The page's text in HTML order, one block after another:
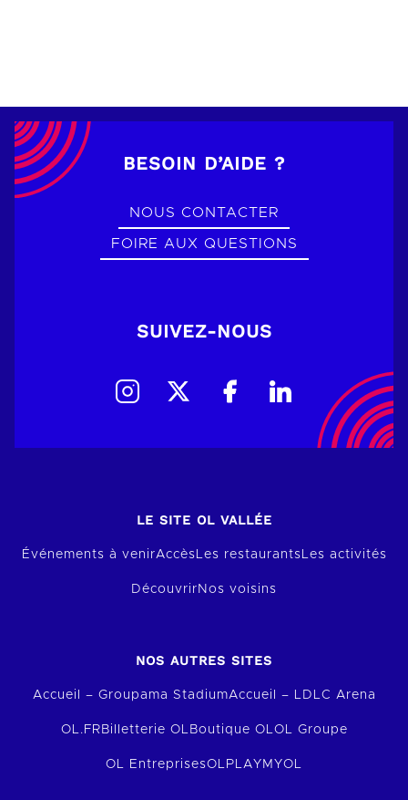
BESOIN D’AIDE ?
NOUS CONTACTER
FOIRE AUX QUESTIONS
SUIVEZ-NOUS
LE SITE OL VALLÉE
Événements à venirAccès Les restaurants Les activités
Découvrir Nos voisins
NOS AUTRES SITES
Accueil – Groupama StadiumAccueil – LDLC Arena
OL.FR Billetterie OL Boutique OL OL Groupe
OL EntreprisesOLPLAY MYOL